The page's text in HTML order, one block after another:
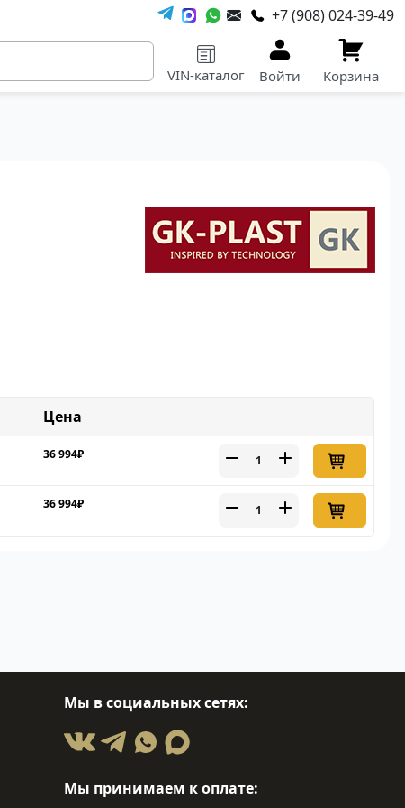
+7 (908) 024-39-49
VIN-каталог Войти Корзина
Цена
36 994₽
36 994₽
Мы в социальных сетях:
Мы принимаем к оплате: